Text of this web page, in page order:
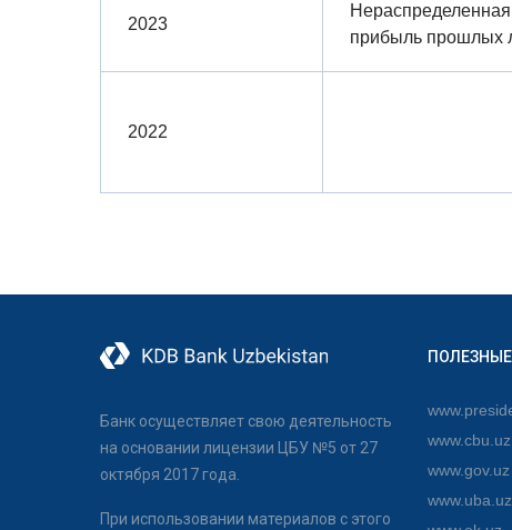
2023
Нераспределенная
прибыль прошлых
2022
Банк осуществляет свою деятельность
на основании лицензии ЦБУ №5 от 27
октября 2017 года.
При использовании материалов с этого
www.cbu.uz
www.gov.uz
www.uba.uz